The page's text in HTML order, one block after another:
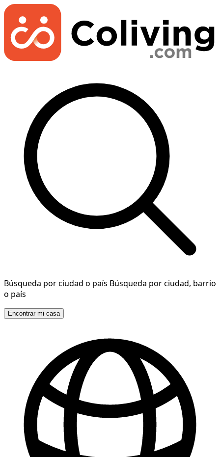
Búsqueda por ciudad o país Búsqueda por ciudad, barrio
o país
Encontrar mi casa